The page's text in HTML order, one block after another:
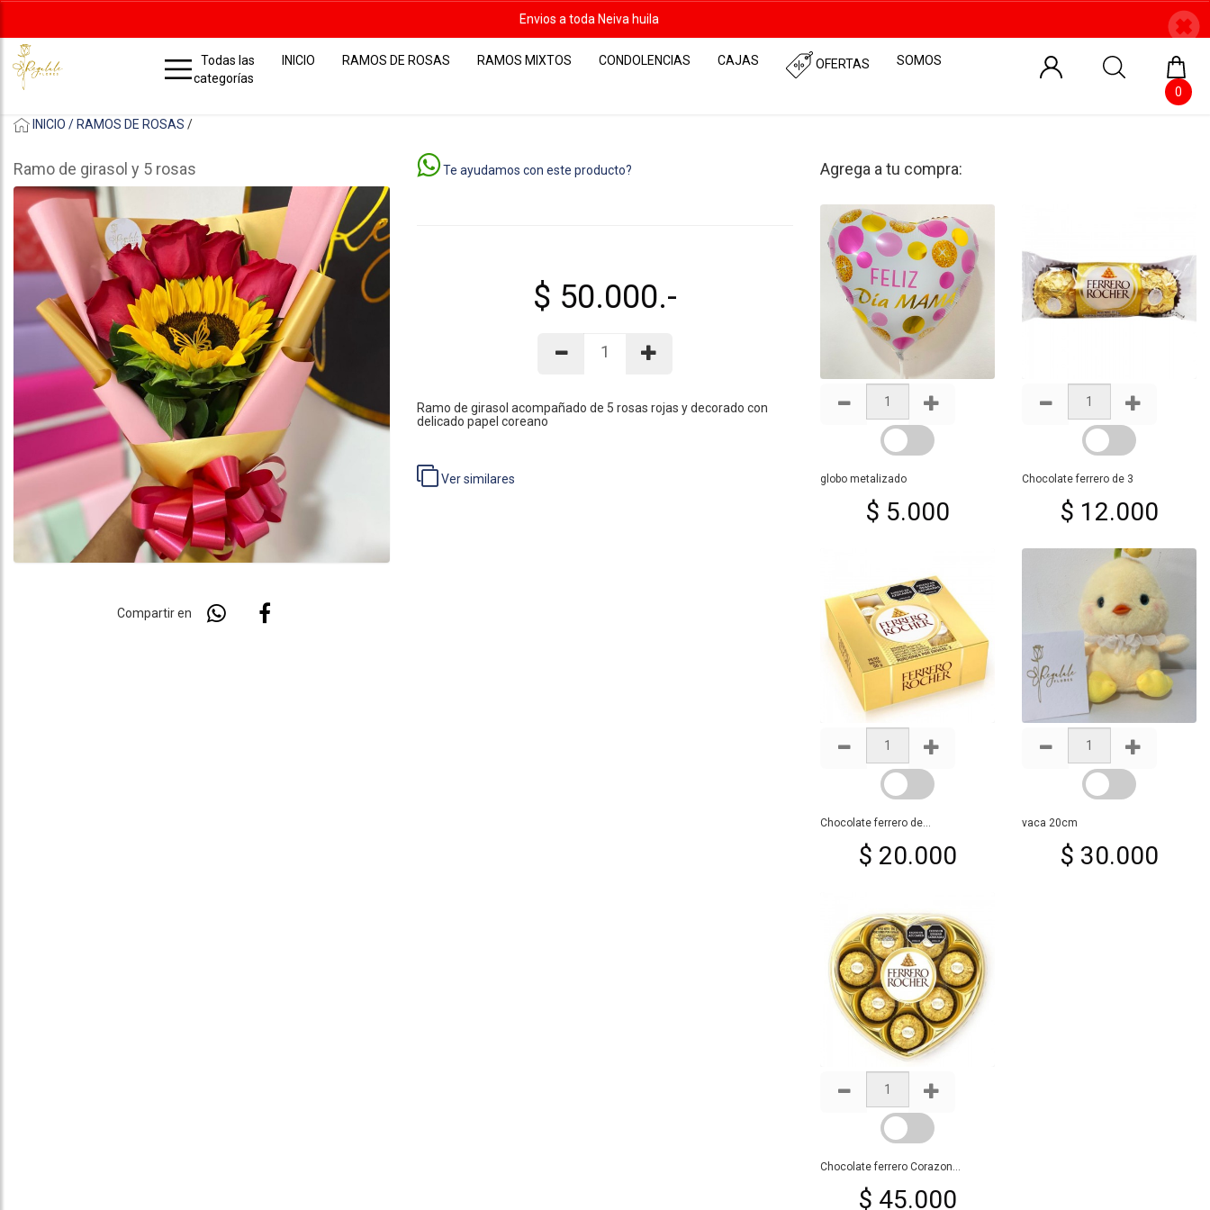
Envios a toda Neiva huila
Todas las
categorías
INICIO RAMOS DE ROSAS RAMOS MIXTOS CONDOLENCIAS CAJAS OFERTAS SOMOS
0
INICIO / RAMOS DE ROSAS /
Ramo de girasol y 5 rosas
Compartir en
Te ayudamos con este producto?
$ 50.000.-
Ramo de girasol acompañado de 5 rosas rojas y decorado con
delicado papel coreano
Ver similares
Agrega a tu compra:
globo metalizado
$ 5.000
Chocolate ferrero de 3
$ 12.000
Chocolate ferrero de...
$ 20.000
vaca 20cm
$ 30.000
Chocolate ferrero Corazon...
$ 45.000